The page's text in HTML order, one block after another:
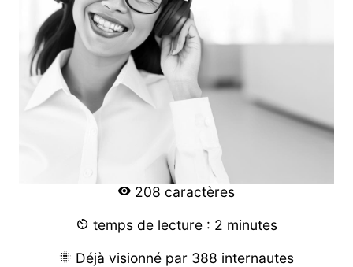
208 caractères
temps de lecture : 2 minutes
Déjà visionné par 388 internautes